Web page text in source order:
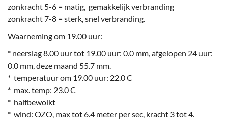
zonkracht 5-6 = matig, gemakkelijk verbranding
zonkracht 7-8 = sterk, snel verbranding.
Waarneming om 19.00 uur:
* neerslag 8.00 uur tot 19.00 uur: 0.0 mm, afgelopen 24 uur:
0.0 mm, deze maand 55.7 mm.
* temperatuur om 19.00 uur: 22.0 C
* max. temp: 23.0 C
* halfbewolkt
* wind: OZO, max tot 6.4 meter per sec, kracht 3 tot 4.